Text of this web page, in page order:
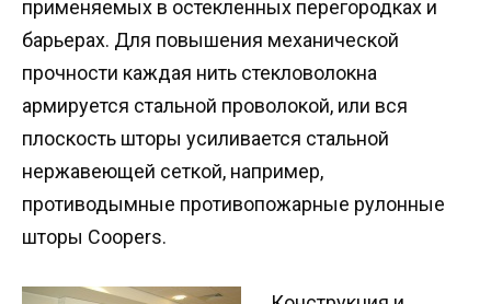
применяемых в остекленных перегородках и
барьерах. Для повышения механической
прочности каждая нить стекловолокна
армируется стальной проволокой, или вся
плоскость шторы усиливается стальной
нержавеющей сеткой, например,
противодымные противопожарные рулонные
шторы Coopers.